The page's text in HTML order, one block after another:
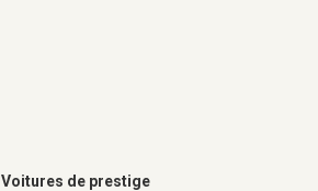
Voitures de prestige